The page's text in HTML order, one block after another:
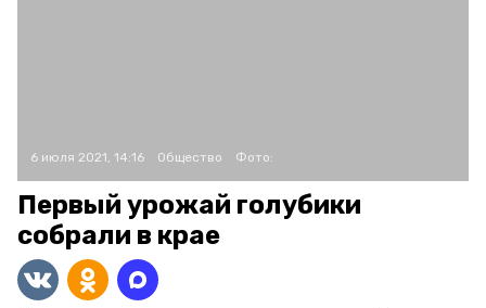
6 июля 2021, 14:16 Общество Фото:
Первый урожай голубики
собрали в крае